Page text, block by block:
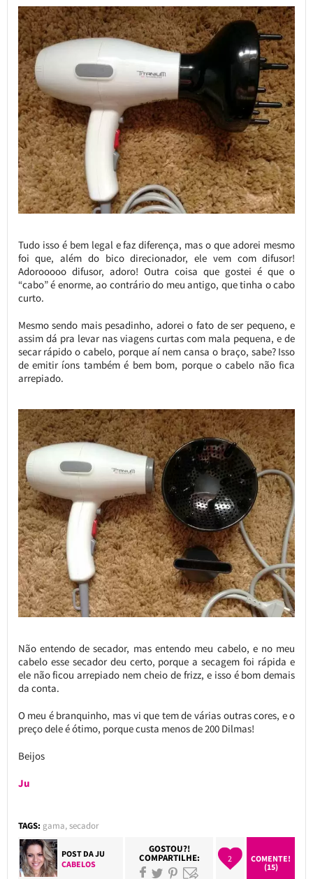
Tudo isso é bem legal e faz diferença, mas o que adorei mesmo
foi que, além do bico direcionador, ele vem com difusor!
Adorooooo difusor, adoro! Outra coisa que gostei é que o
“cabo” é enorme, ao contrário do meu antigo, que tinha o cabo
curto.
Mesmo sendo mais pesadinho, adorei o fato de ser pequeno, e
assim dá pra levar nas viagens curtas com mala pequena, e de
secar rápido o cabelo, porque aí nem cansa o braço, sabe? Isso
de emitir íons também é bem bom, porque o cabelo não fica
arrepiado.
Não entendo de secador, mas entendo meu cabelo, e no meu
cabelo esse secador deu certo, porque a secagem foi rápida e
ele não ficou arrepiado nem cheio de frizz, e isso é bom demais
da conta.
O meu é branquinho, mas vi que tem de várias outras cores, e o
preço dele é ótimo, porque custa menos de 200 Dilmas!
Beijos
Ju
TAGS: gama,secador
POST DAJU
CABELOS
GOSTOU?!
COMPARTILHE: 2
COMENTE!
(15)